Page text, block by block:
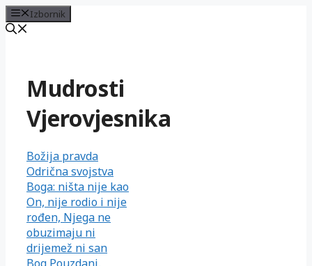
Izbornik
Mudrosti
Vjerovjesnika
Božija pravda
Odrična svojstva
Boga: ništa nije kao
On, nije rodio i nije
rođen, Njega ne
obuzimaju ni
drijemež ni san